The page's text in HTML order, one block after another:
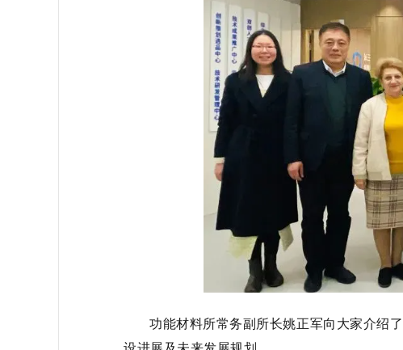
功能材料所常务副所长姚正军向大家介绍